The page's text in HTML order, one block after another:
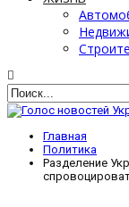
Главная
Политика
Разделение